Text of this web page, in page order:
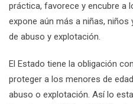
práctica, favorece y encubre a
expone aún más a niñas,
de abuso y explotación.
El Estado tiene la obligación
proteger a los menores de
abuso o explotación. Así lo